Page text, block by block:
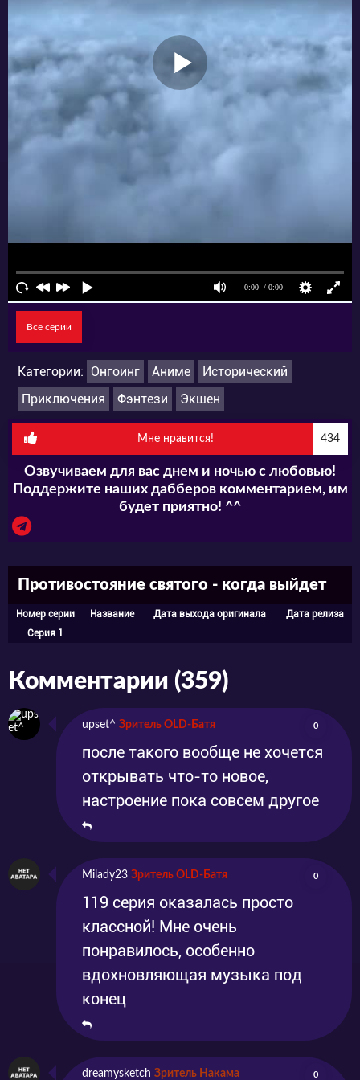
Все серии
Категории: Онгоинг Аниме
Исторический
Приключения
Фэнтези Экшен
Мне нравится! 434
Озвучиваем для вас днем и ночью с любовью!
Поддержите наших дабберов комментарием, им
будет приятно! ^^
Противостояние святого - когда выйдет
Номер серии Название Дата выхода оригинала
Дата релиза
Серия 1
Комментарии (359)
upset^ Зритель OLD-Батя 0
после такого вообще не хочется
открывать что-то новое,
настроение пока совсем другое
Milady23 Зритель OLD-Батя 0
119 серия оказалась просто
классной! Мне очень
понравилось, особенно
вдохновляющая музыка под
конец
dreamysketch Зритель Накама 0